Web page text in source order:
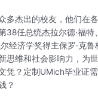
多杰出的校友，他们在
38任总统杰拉尔德·福
经济学奖得主保罗·克
思维和社会影响力，为
凭？定制UMich毕业证
？